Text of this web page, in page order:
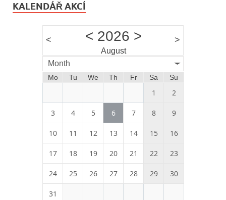
KALENDÁŘ AKCÍ
< < 2026 >
August
>
Month
Mo Tu We Th Fr Sa Su
1 2
3 4 5 6 7 8 9
10 11 12 13 14 15 16
17 18 19 20 21 22 23
24 25 26 27 28 29 30
31